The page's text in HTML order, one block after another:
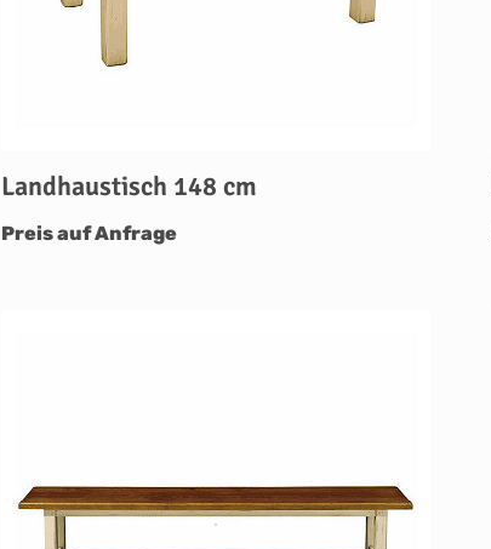
Landhaustisch 148 cm
Preis auf Anfrage